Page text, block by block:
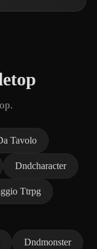
Tavolo
Dndcharacter
Ttrpg
Dndmonster